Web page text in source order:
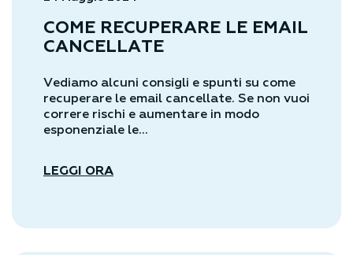
COME RECUPERARE LE EMAIL
CANCELLATE
Vediamo alcuni consigli e spunti su come
recuperare le email cancellate. Se non vuoi
correre rischi e aumentare in modo
esponenziale le...
LEGGI ORA